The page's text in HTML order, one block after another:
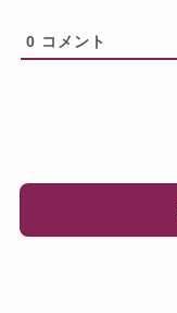
0 コメント